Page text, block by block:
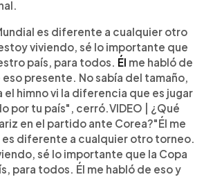
es diferente a cualquier otro
viviendo, sé lo importante que
país, para todos. Él me habló de
presente. No sabía del tamaño,
el himno vi la diferencia que es jugar
por tu país", cerró.VIDEO | ¿Qué
en el partido ante Corea?"Él me
es diferente a cualquier otro torneo.
sé lo importante que la Copa
para todos. Él me habló de eso y